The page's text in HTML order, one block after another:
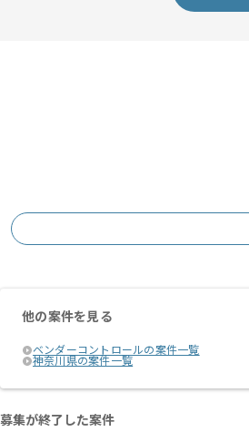
他の案件を見る
ベンダーコントロールの案件一覧
神奈川県の案件一覧
募集が終了した案件